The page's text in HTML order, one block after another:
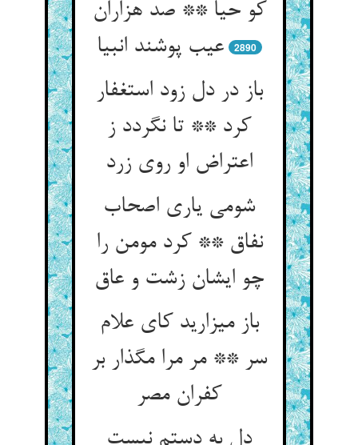
کو حیا ** صد هزاران
عیب پوشند انبیا
2890
باز در دل زود استغفار
کرد ** تا نگردد ز
اعتراض او روی زرد
شومی یاری اصحاب
نفاق ** کرد مومن را
چو ایشان زشت و عاق‏
باز می‏زارید کای علام
سر ** مر مرا مگذار بر
کفران مصر
دل به دستم نیست